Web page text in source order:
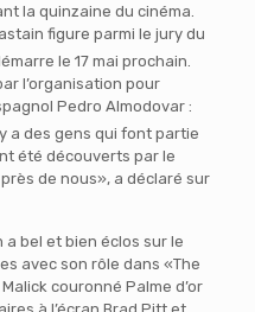
la quinzaine du cinéma.
figure parmi le jury du
le 17 mai prochain.
l’organisation pour
Pedro Almodovar :
a des gens qui font partie
été découverts par le
de nous», a déclaré sur
bel et bien éclos sur le
avec son rôle dans «The
couronné Palme d’or